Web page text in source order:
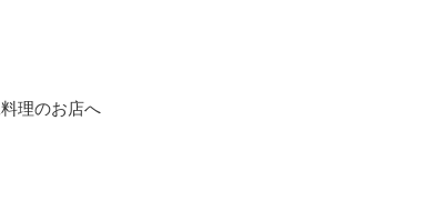
理のお店へ